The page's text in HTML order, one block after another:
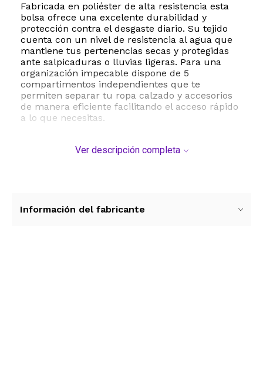
Fabricada en poliéster de alta resistencia esta
bolsa ofrece una excelente durabilidad y
protección contra el desgaste diario. Su tejido
cuenta con un nivel de resistencia al agua que
mantiene tus pertenencias secas y protegidas
ante salpicaduras o lluvias ligeras. Para una
organización impecable dispone de 5
compartimentos independientes que te
permiten separar tu ropa calzado y accesorios
de manera eficiente facilitando el acceso rápido
a lo que necesitas.
gracias a su asa de agarre reforzada y un
Con un peso ultra ligero de solo 454 gramos no
Ver descripción completa
Información del fabricante